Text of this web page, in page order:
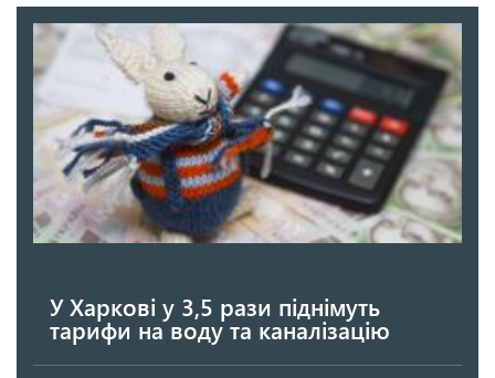
У Харкові у 3,5 рази піднімуть
тарифи на воду та каналізацію